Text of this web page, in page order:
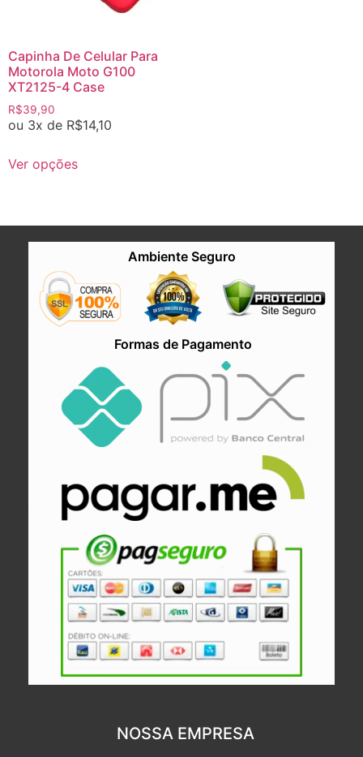
Capinha De Celular Para
Motorola Moto G100
XT2125-4 Case
R$39,90
ou 3x de R$14,10
Ver opções
Ambiente Seguro
Formas de Pagamento
NOSSA EMPRESA